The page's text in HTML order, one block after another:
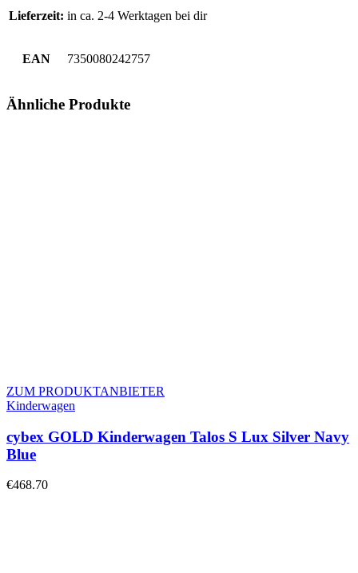
Lieferzeit: in ca. 2-4 Werktagen bei dir
EAN 7350080242757
Ähnliche Produkte
ZUM PRODUKTANBIETER
Kinderwagen
cybex GOLD Kinderwagen Talos S Lux Silver Navy
Blue
€468.70